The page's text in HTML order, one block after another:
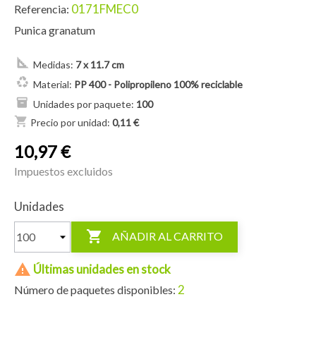
Referencia: 0171FMEC0
Punica granatum
Medidas: 7 x 11.7 cm
Material: PP 400 - Polipropileno 100% reciclable
Unidades por paquete: 100
shopping_cart Precio por unidad: 0,11 €
10,97 €
Impuestos excluidos
Unidades
 AÑADIR AL CARRITO
 Últimas unidades en stock
Número de paquetes disponibles: 2